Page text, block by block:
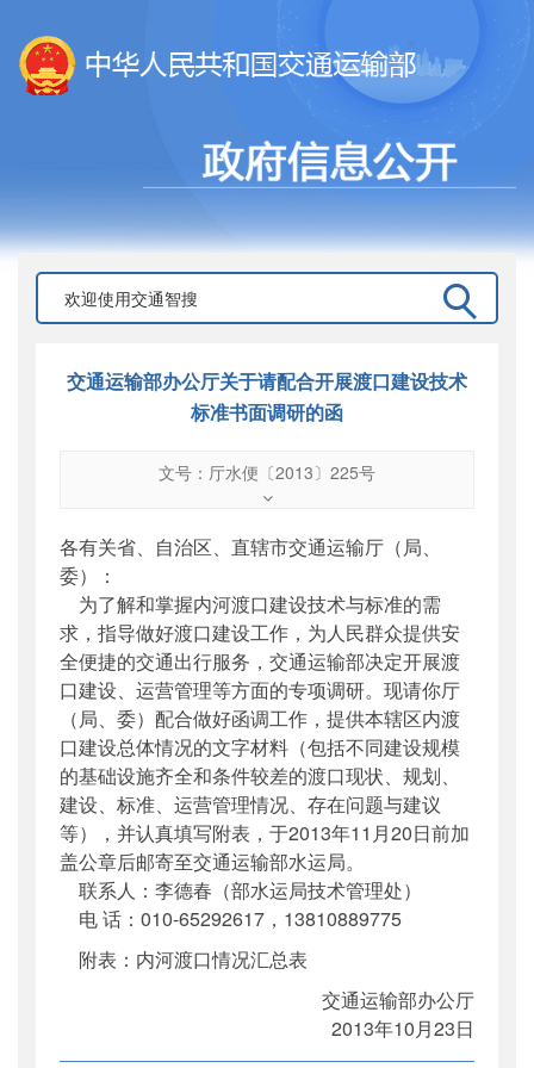
交通运输部办公厅关于请配合开展渡口建设技术
标准书面调研的函
文号：厅水便〔2013〕225号
厅水便〔2013〕225号
公开日期：2013年11月04日
主题词：
渡口建设技术与标准
机构分类：水运局
主题分类：公众参与
公文类型：部办公厅文件
各有关省、自治区、直辖市交通运输厅（局、
委）：
为了解和掌握内河渡口建设技术与标准的需
求，指导做好渡口建设工作，为人民群众提供安
全便捷的交通出行服务，交通运输部决定开展渡
口建设、运营管理等方面的专项调研。现请你厅
（局、委）配合做好函调工作，提供本辖区内渡
口建设总体情况的文字材料（包括不同建设规模
的基础设施齐全和条件较差的渡口现状、规划、
建设、标准、运营管理情况、存在问题与建议
等），并认真填写附表，于2013年11月20日前加
盖公章后邮寄至交通运输部水运局。
联系人：李德春（部水运局技术管理处）
电 话：010-65292617，13810889775
附表：内河渡口情况汇总表
交通运输部办公厅
2013年10月23日